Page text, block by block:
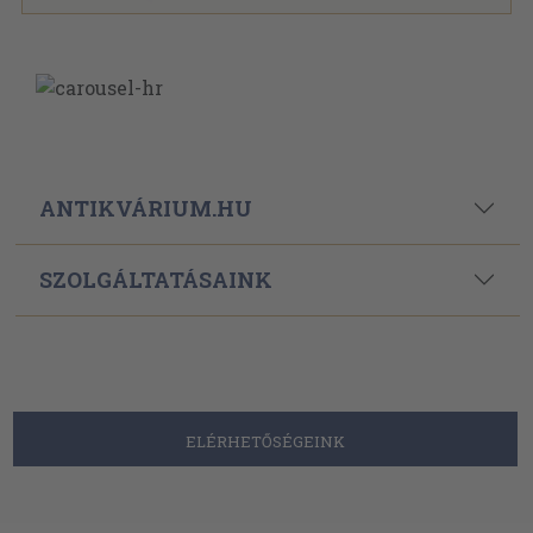
ANTIKVÁRIUM.HU
SZOLGÁLTATÁSAINK
ELÉRHETŐSÉGEINK